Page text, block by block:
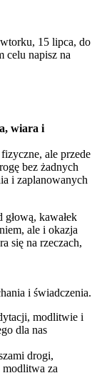
15 lipca, do
celu napisz na
wiara i
ale przede
bez żadnych
i zaplanowanych
kawałek
ale i okazja
się na rzeczach,
i świadczenia.
modlitwie i
dla nas
drogi,
za